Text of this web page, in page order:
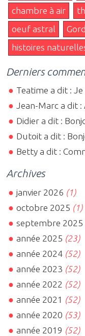
chambre à air
oeuf astral
histoires
Derniers
Teatime a dit :
Jean-Marc a dit :
Didier a dit :
Dutoit a dit :
Betty a dit :
Archives
janvier 2026 (1)
octobre 2025 (1)
septembre 2025
année 2025 (23)
année 2024 (52)
année 2023 (52)
année 2022 (52)
année 2021 (52)
année 2020 (53)
année 2019 (52)